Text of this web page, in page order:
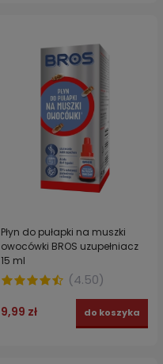
Płyn do pułapki na muszki
owocówki BROS uzupełniacz
15 ml
(4.50)
9,99 zł do koszyka